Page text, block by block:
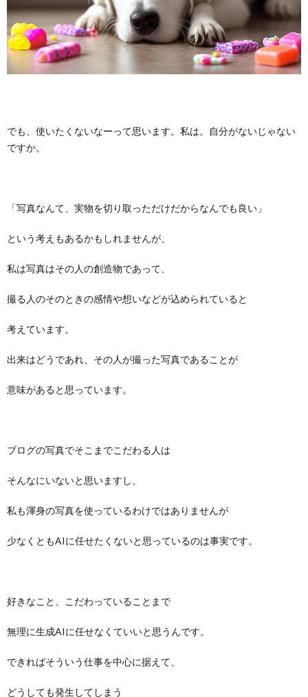
でも、使いたくないなーって思います。私は。自分がないじゃない
ですか。
「写真なんて、実物を切り取っただけだからなんでも良い」
という考えもあるかもしれませんが、
私は写真はその人の創造物であって、
撮る人のそのときの感情や想いなどが込められていると
考えています。
出来はどうであれ、その人が撮った写真であることが
意味があると思っています。
ブログの写真でそこまでこだわる人は
そんなにいないと思いますし、
私も渾身の写真を使っているわけではありませんが
少なくともAIに任せたくないと思っているのは事実です。
好きなこと、こだわっていることまで
無理に生成AIに任せなくていいと思うんです。
できればそういう仕事を中心に据えて、
どうしても発生してしまう